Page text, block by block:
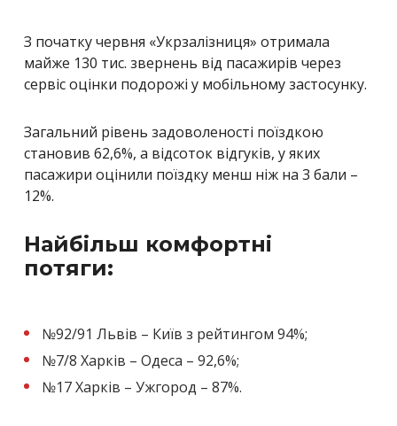
З початку червня «Укрзалізниця» отримала
майже 130 тис. звернень від пасажирів через
сервіс оцінки подорожі у мобільному застосунку.
Загальний рівень задоволеності поїздкою
становив 62,6%, а відсоток відгуків, у яких
пасажири оцінили поїздку менш ніж на 3 бали –
12%.
Найбільш комфортні
потяги:
№92/91 Львів – Київ з рейтингом 94%;
№7/8 Харків – Одеса – 92,6%;
№17 Харків – Ужгород – 87%.